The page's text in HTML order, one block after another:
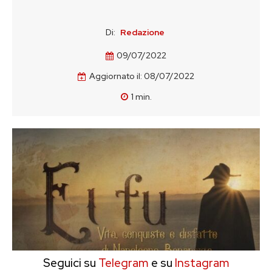
Di: Redazione
09/07/2022
Aggiornato il: 08/07/2022
1 min.
Seguici su Telegram e su Instagram